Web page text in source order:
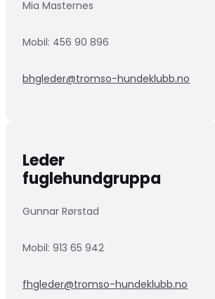
Mia Masternes
Mobil: 456 90 896
bhgleder@tromso-hundeklubb.no
Leder
fuglehundgruppa
Gunnar Rørstad
Mobil:913 65 942
fhgleder@tromso-hundeklubb.no